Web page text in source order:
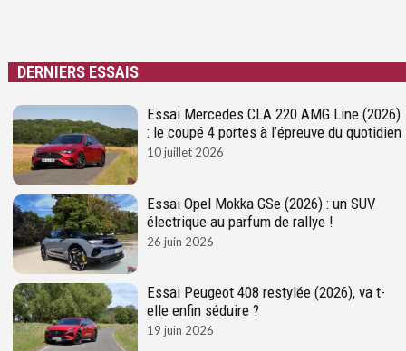
DERNIERS ESSAIS
Essai Mercedes CLA 220 AMG Line (2026)
: le coupé 4 portes à l’épreuve du quotidien
10 juillet 2026
Essai Opel Mokka GSe (2026) : un SUV
électrique au parfum de rallye !
26 juin 2026
Essai Peugeot 408 restylée (2026), va t-
elle enfin séduire ?
19 juin 2026